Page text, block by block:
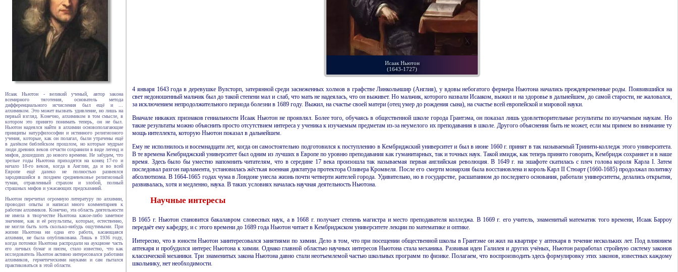
Исаак Ньютон - великий ученый, автор закона
всемирного тяготения, основатель метода
дифференциального исчисления был ещё и ...
алхимиком. Это может вызвать удивление, но лишь на
первый взгляд. Конечно, алхимиком в том смысле, в
котором это принято понимать теперь, он не был.
Ньютон надеялся найти в алхимии основополагающие
принципы натурфилософии и истинного религиозного
учения, которые, как он полагал, были утрачены ещё
в далёком библейском прошлом, но которые мудрые
люди древних веков отчасти сохранили в виде легенд и
мифов, дошедших до нового времени. Не забудем, что
зрелые годы Ньютона приходятся на конец 17-го и
начало 18-го веков, когда в Англии, да и во всей
Европе ещё далеко не полностью развеялся
зародившийся в позднем средневековье религиозный
туман, отравленный страхом и злобой, полный
страшных мифов и ужасающих предсказаний.
Ньютон перечитал огромную литературу по алхимии,
проводил опыты и написал много комментариев к
работам алхимиков. Конечно, эта область деятельности
не имела в творчестве Ньютона какое-либо заметное
значение, как и её результаты, которые, естественно,
не могли быть хоть сколько-нибудь ощутимыми. При
жизни Ньютона ни одна его работа, касающаяся
алхимии, не была опубликована. Лишь в 1936 году,
когда потомки Ньютона распродали на аукционе часть
его личных бумаг и писем, стало известно, что как
исследователь Ньютон активно интересовался работами
алхимиков, герметическими науками и сам пытался
практиковаться в этой области.
Исаак Ньютон
(1643-1727)
4 января 1643 года в деревушке Вулсторп, затерянной среди заснеженных холмов в графстве Линкольншир (Англия), у вдовы небогатого фермера Ньютона начались преждевременные роды. Появившийся на
свет недоношенный мальчик был до такой степени мал и слаб, что мать не надеялась, что он выживет. Но мальчик, которого назвали Исааком, выжил и на здоровье в дальнейшем, до самой старости, не жаловался,
за исключением непродолжительного периода болезни в 1689году. Выжил, на счастье своей матери (отец умер до рождения сына), на счастье всей европейской и мировой науки.
Вначале никаких признаков гениальности Исаак Ньютон не проявлял. Более того, обучаясь в общественной школе города Грантэма, он показал лишь удовлетворительные результаты по изучаемым наукам. Но
такие результаты можно объяснить просто отсутствием интереса у ученика к изучаемым предметам из-за неумелого их преподавания в школе. Другого объяснения быть не может, если мы примем во внимание ту
мощь интеллекта, которую Ньютон показал в дальнейшем.
Ему не исполнилось и восемнадцати лет, когда он самостоятельно подготовился к поступлению в Кембриджский университет и был в июне 1660 г. принят в так называемый Тринити-колледж этого университета.
В те времена Кембриджский университет был одним из лучших в Европе по уровню преподавания как гуманитарных, так и точных наук. Такой имидж, как теперь принято говорить, Кембридж сохраняет и в наше
время. Здесь было бы уместно напомнить читателям, что в середине 17века произошла так называемая первая английская революция. В 1649 г. на эшафоте скатилась с плеч голова короля Карла I. Затем
последовал разгон парламента, установилась жёсткая военная диктатура протектора Оливера Кромвеля. После его смерти монархия была восстановлена и король Карл IIСтюарт (1660-1685) продолжал политику
абсолютизма. В 1664-1665 годах чума в Лондоне унесла жизнь почти четверти жителей города. Удивительно, но в государстве, расшатанном до последнего основания, работали университеты, делались открытия,
развивалась, хотя и медленно, наука. В таких условиях началась научная деятельность Ньютона.
Научные интересы
В 1665 г. Ньютон становится бакалавром словесных наук, а в 1668 г. получает степень магистра и место преподавателя колледжа. В 1669 г. его учитель, знаменитый математик того времени, Исаак Барроу
передаёт ему кафедру, и с этого времени до 1689 года Ньютон читает в Кембриджском университете лекции по математике и оптике.
Интересно, что в юности Ньютон заинтересовался занятиями по химии. Дело в том, что при посещении общественной школы в Грантэме он жил на квартире у аптекаря в течение нескольких лет. Под влиянием
аптекаря и пробудился интерес Ньютона к химии. Однако главной областью научных интересов Ньютона стала механика. Развивая идеи Галилея и других учёных, Ньютон разработал стройную систему законов
классической механики. Три знаменитых закона Ньютона давно стали неотъемлемой частью школьных программ по физике. Полагаем, что воспроизводить здесь формулировку этих законов, известных каждому
школьнику, нет необходимости.